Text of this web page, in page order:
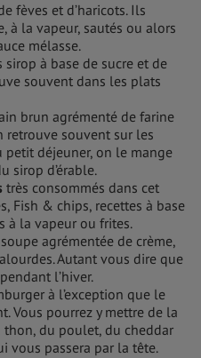
fèves et d’haricots. Ils
à la vapeur, sautés ou alors
mélasse.
sirop à base de sucre et de
souvent dans les plats
brun agrémenté de farine
retrouve souvent sur les
petit déjeuner, on le mange
sirop d’érable.
très consommés dans cet
Fish & chips, recettes à base
à la vapeur ou frites.
soupe agrémentée de crème,
Autant vous dire que
l’hiver.
à l’exception que le
Vous pourrez y mettre de la
thon, du poulet, du cheddar
vous passera par la tête.